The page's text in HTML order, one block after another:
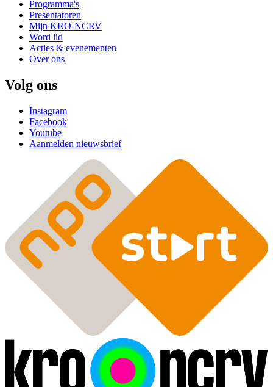
Programma's
Presentatoren
Mijn KRO-NCRV
Word lid
Acties & evenementen
Over ons
Volg ons
Instagram
Facebook
Youtube
Aanmelden nieuwsbrief